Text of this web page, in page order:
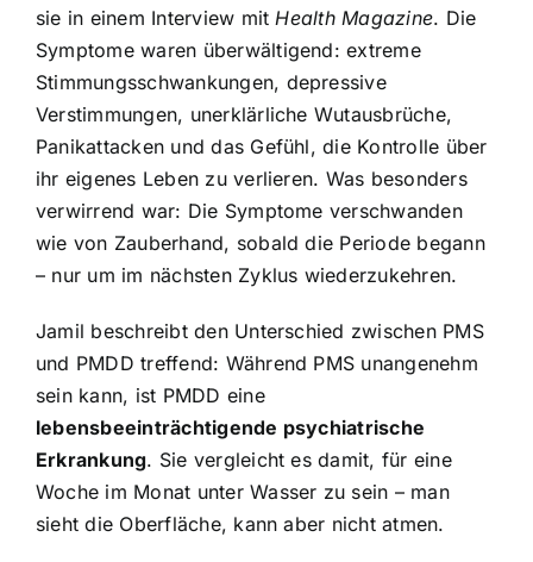
sie in einem Interview mitHealth Magazine. Die
Symptome waren überwältigend: extreme
Stimmungsschwankungen, depressive
Verstimmungen, unerklärliche Wutausbrüche,
Panikattacken und das Gefühl, die Kontrolle über
ihr eigenes Leben zu verlieren. Was besonders
verwirrend war: Die Symptome verschwanden
wie von Zauberhand, sobald die Periode begann
– nur um im nächsten Zyklus wiederzukehren.
Jamil beschreibt den Unterschied zwischen PMS
und PMDD treffend: Während PMS unangenehm
sein kann, ist PMDD eine
lebensbeeinträchtigende psychiatrische
Erkrankung. Sie vergleicht es damit, für eine
Woche im Monat unter Wasser zu sein – man
sieht die Oberfläche, kann aber nicht atmen.